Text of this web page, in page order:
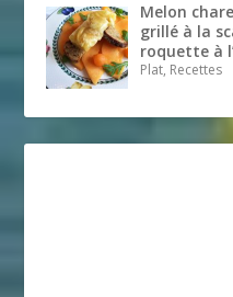
Melon
grillé à la
roquette à
Plat, Recettes